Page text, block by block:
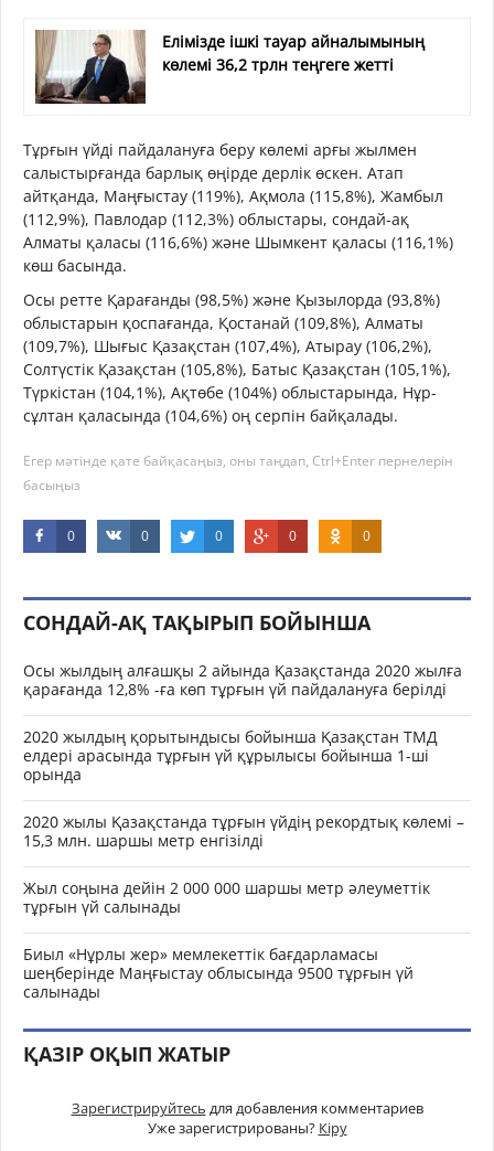
Елімізде ішкі тауар айналымының
көлемі 36,2 трлн теңгеге жетті
Тұрғын үйді пайдалануға беру көлемі арғы жылмен
салыстырғанда барлық өңірде дерлік өскен. Атап
айтқанда, Маңғыстау (119%), Ақмола (115,8%), Жамбыл
(112,9%), Павлодар (112,3%) облыстары, сондай-ақ
Алматы қаласы (116,6%) және Шымкент қаласы (116,1%)
көш басында.
Осы ретте Қарағанды (98,5%) және Қызылорда (93,8%)
облыстарын қоспағанда, Қостанай (109,8%), Алматы
(109,7%), Шығыс Қазақстан (107,4%), Атырау (106,2%),
Солтүстік Қазақстан (105,8%), Батыс Қазақстан (105,1%),
Түркістан (104,1%), Ақтөбе (104%) облыстарында, Нұр-
сұлтан қаласында (104,6%) оң серпін байқалады.
Егер мәтінде қате байқасаңыз, оны таңдап, Ctrl+Enter пернелерін
басыңыз
0 0 0 0 0
СОНДАЙ-АҚ ТАҚЫРЫП БОЙЫНША
Осы жылдың алғашқы 2 айында Қазақстанда 2020 жылға
қарағанда 12,8% -ға көп тұрғын үй пайдалануға берілді
2020 жылдың қорытындысы бойынша Қазақстан ТМД
елдері арасында тұрғын үй құрылысы бойынша 1-ші
орында
2020 жылы Қазақстанда тұрғын үйдің рекордтық көлемі –
15,3 млн. шаршы метр енгізілді
Жыл соңына дейін 2 000 000 шаршы метр әлеуметтік
тұрғын үй салынады
Биыл «Нұрлы жер» мемлекеттік бағдарламасы
шеңберінде Маңғыстау облысында 9500 тұрғын үй
салынады
ҚАЗІР ОҚЫП ЖАТЫР
Зарегистрируйтесь для добавления комментариев
Уже зарегистрированы? Кіру